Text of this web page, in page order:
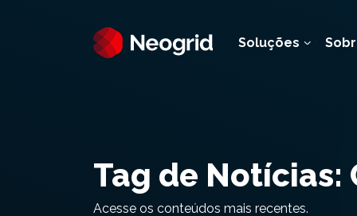
Soluções
Tag de Notícias:
Acesse os conteúdos mais recentes.